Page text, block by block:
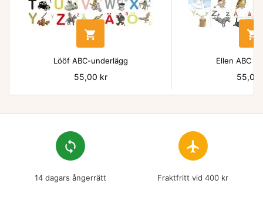

Lööf ABC-underlägg
Pris
55,00 kr

Ellen ABC
Pris
55,00
loop
14 dagars ångerrätt
flight
Fraktfritt vid 400 kr